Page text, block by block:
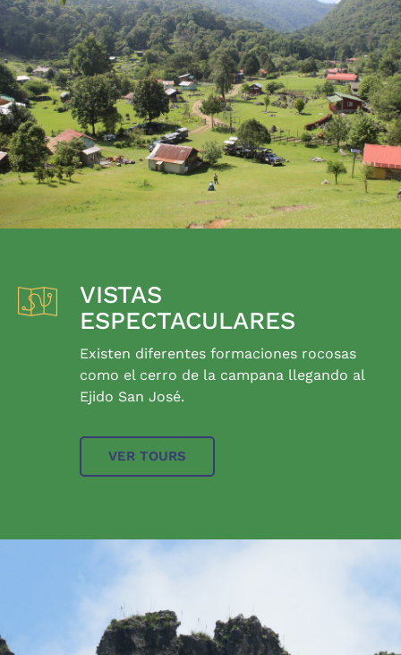
VISTAS
ESPECTACULARES
Existen diferentes formaciones rocosas
como el cerro de la campana llegando al
Ejido San José.
VER TOURS